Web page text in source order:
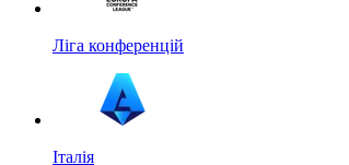
Ліга конференцій
Італія